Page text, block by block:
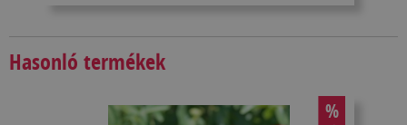
Hasonló termékek
%